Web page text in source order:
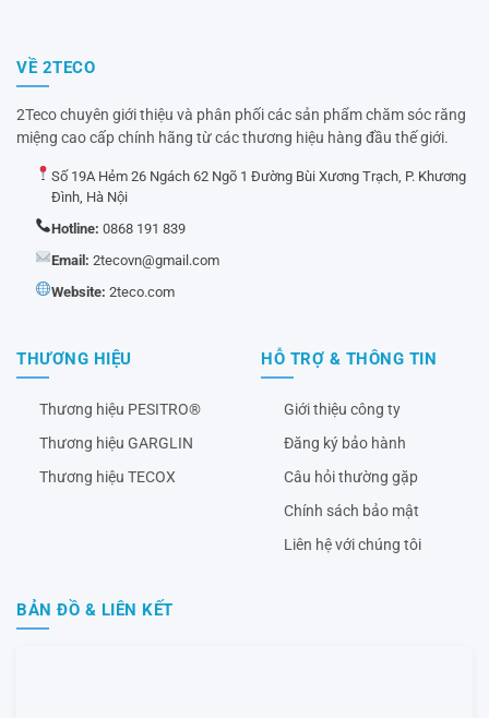
VỀ 2TECO
2Teco chuyên giới thiệu và phân phối các sản phẩm chăm sóc răng
miệng cao cấp chính hãng từ các thương hiệu hàng đầu thế giới.
Số 19A Hẻm 26 Ngách 62 Ngõ 1 Đường Bùi Xương Trạch, P. Khương
Đình, Hà Nội
Hotline: 0868 191 839
Email: 2tecovn@gmail.com
Website: 2teco.com
THƯƠNG HIỆU
Thương hiệu PESITRO®
Thương hiệu GARGLIN
Thương hiệu TECOX
HỖ TRỢ & THÔNG TIN
Giới thiệu công ty
Đăng ký bảo hành
Câu hỏi thường gặp
Chính sách bảo mật
Liên hệ với chúng tôi
BẢN ĐỒ & LIÊN KẾT